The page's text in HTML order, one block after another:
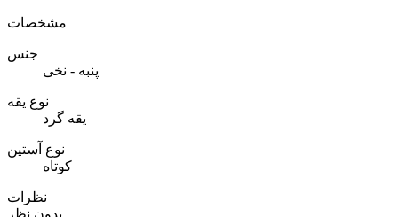
مشخصات
جنس
پنبه - نخی
نوع یقه
یقه گرد
نوع آستین
کوتاه
نظرات
بدون نظر